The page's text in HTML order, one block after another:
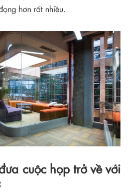
hơn rất nhiều.
cuộc họp trở về với